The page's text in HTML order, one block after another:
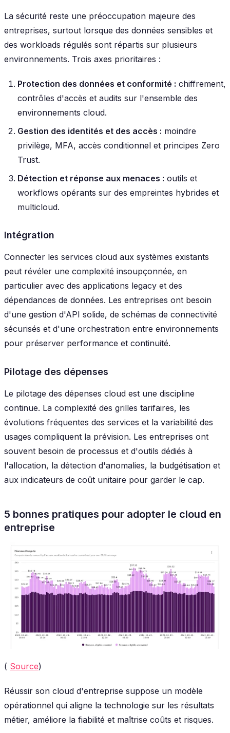
La sécurité reste une préoccupation majeure des
entreprises, surtout lorsque des données sensibles et
des workloads régulés sont répartis sur plusieurs
environnements. Trois axes prioritaires :
Protection des données et conformité : chiffrement,
contrôles d'accès et audits sur l'ensemble des
environnements cloud.
Gestion des identités et des accès : moindre
privilège, MFA, accès conditionnel et principes Zero
Trust.
Détection et réponse aux menaces : outils et
workflows opérants sur des empreintes hybrides et
multicloud.
Intégration
Connecter les services cloud aux systèmes existants
peut révéler une complexité insoupçonnée, en
particulier avec des applications legacy et des
dépendances de données. Les entreprises ont besoin
d'une gestion d'API solide, de schémas de connectivité
sécurisés et d'une orchestration entre environnements
pour préserver performance et continuité.
Pilotage des dépenses
Le pilotage des dépenses cloud est une discipline
continue. La complexité des grilles tarifaires, les
évolutions fréquentes des services et la variabilité des
usages compliquent la prévision. Les entreprises ont
souvent besoin de processus et d'outils dédiés à
l'allocation, la détection d'anomalies, la budgétisation et
aux indicateurs de coût unitaire pour garder le cap.
5 bonnes pratiques pour adopter le cloud en
entreprise
( Source)
Réussir son cloud d'entreprise suppose un modèle
opérationnel qui aligne la technologie sur les résultats
métier, améliore la fiabilité et maîtrise coûts et risques.